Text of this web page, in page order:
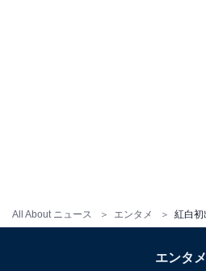
All About ニュース エンタメ
エンタメ